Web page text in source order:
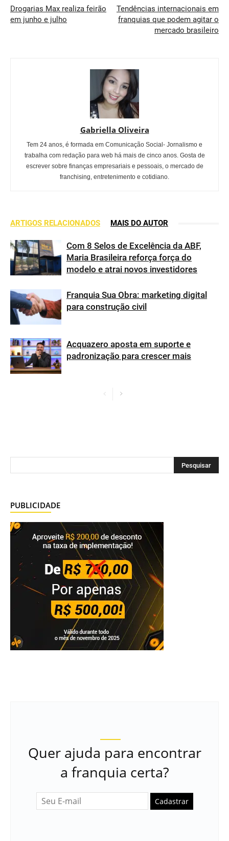
Drogarias Max realiza feirão
em junho e julho
Tendências internacionais em
franquias que podem agitar o
mercado brasileiro
Gabriella Oliveira
Tem 24 anos, é formada em Comunicação Social- Jornalismo e
trabalha com redação para web há mais de cinco anos. Gosta de
escrever sobre finanças empresariais e pessoais, o mercado de
franchising, entretenimento e cotidiano.
ARTIGOS RELACIONADOS MAIS DO AUTOR
Com 8 Selos de Excelência da ABF,
Maria Brasileira reforça força do
modelo e atrai novos investidores
Franquia Sua Obra: marketing digital
para construção civil
Acquazero aposta em suporte e
padronização para crescer mais
PUBLICIDADE
Quer ajuda para encontrar
a franquia certa?
Cadastrar